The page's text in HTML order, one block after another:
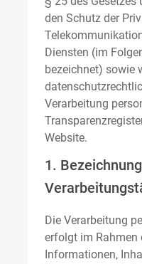
den Schutz der
Diensten (im
bezeichnet) sowie
Verarbeitung
Website.
1.
Die Verarbeitung
erfolgt im Rahmen
Informationen,